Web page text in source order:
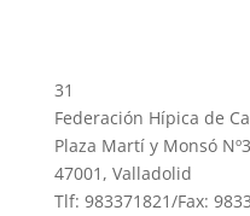
31
Federación Hípica de
Plaza Martí y Monsó
47001, Valladolid
Tlf: 983371821/Fax: